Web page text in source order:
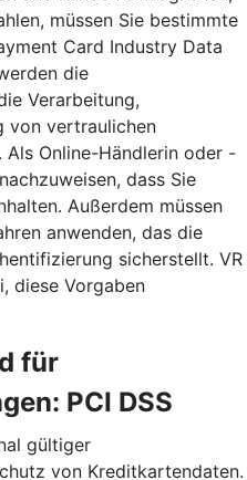
müssen Sie bestimmte
Card Industry Data
die
Verarbeitung,
von vertraulichen
Online-Händlerin oder -
dass Sie
Außerdem müssen
anwenden, das die
sicherstellt. VR
diese Vorgaben
für
PCI DSS
gültiger
von Kreditkartendaten.